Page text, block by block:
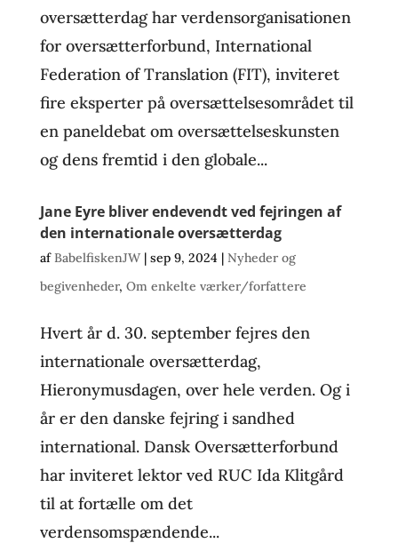
oversætterdag har verdensorganisationen
for oversætterforbund, International
Federation of Translation (FIT), inviteret
fire eksperter på oversættelsesområdet til
en paneldebat om oversættelseskunsten
og dens fremtid i den globale...
Jane Eyre bliver endevendt ved fejringen af
den internationale oversætterdag
afBabelfiskenJW| sep 9, 2024 | Nyheder og
begivenheder, Om enkelte værker/forfattere
Hvert år d. 30. september fejres den
internationale oversætterdag,
Hieronymusdagen, over hele verden. Og i
år er den danske fejring i sandhed
international. Dansk Oversætterforbund
har inviteret lektor ved RUC Ida Klitgård
til at fortælle om det
verdensomspændende...